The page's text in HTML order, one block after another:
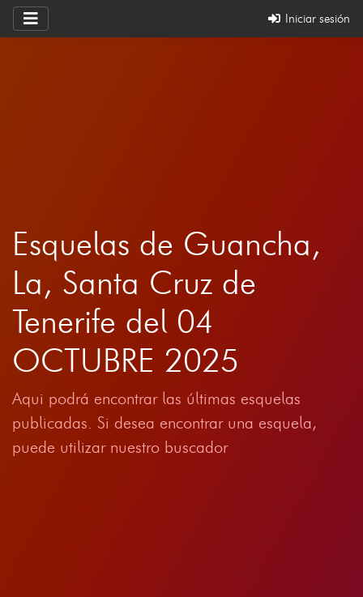
Iniciar sesión
Esquelas de Guancha,
La, Santa Cruz de
Tenerife del 04
OCTUBRE 2025
Aqui podrá encontrar las últimas esquelas
publicadas. Si desea encontrar una esquela,
puede utilizar nuestro buscador